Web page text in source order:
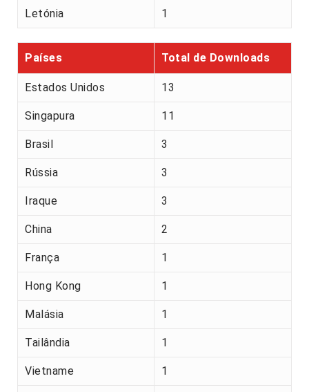
Letónia 1
Países Total de Downloads
Estados Unidos 13
Singapura 11
Brasil 3
Rússia 3
Iraque 3
China 2
França 1
Hong Kong 1
Malásia 1
Tailândia 1
Vietname 1